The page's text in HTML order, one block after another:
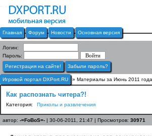
Главная Форум Новости Основная версия
Логин:
Пароль:
Регистрация на сайте!
Забыли пароль?
Игровой портал DXPort.RU » Материалы за Июнь 2011 года
Как распознать читера?!
Категория: Приколы и развлечения
автор: -=FoBoS=- | 30-06-2011, 21:47 | Просмотров: 30971